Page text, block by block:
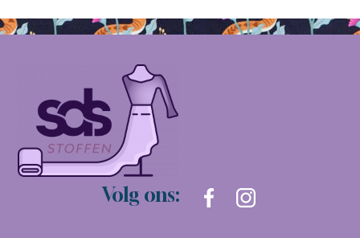
Volg ons: